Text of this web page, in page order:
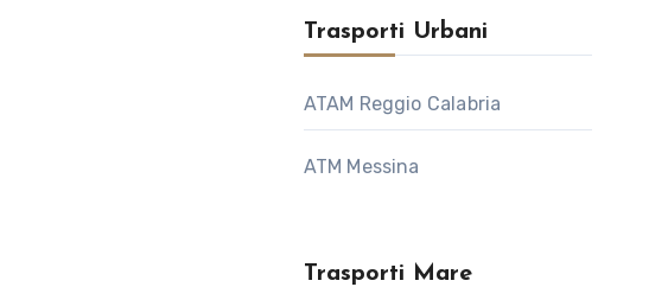
Trasporti Urbani
ATAM Reggio Calabria
ATM Messina
Trasporti Mare